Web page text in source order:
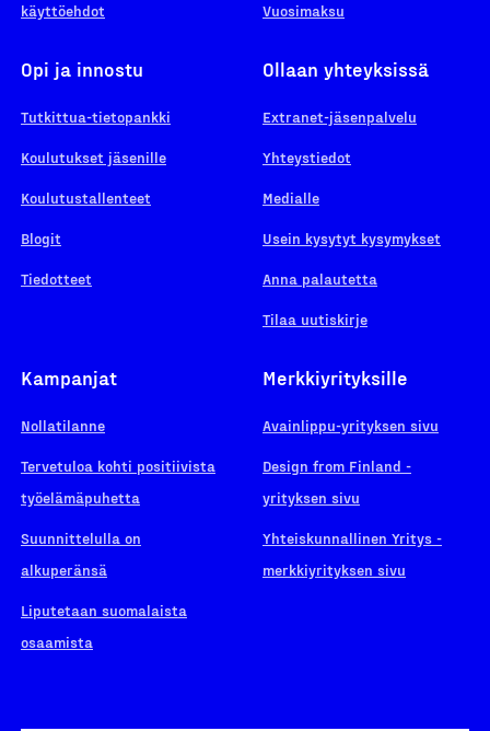
käyttöehdot
Vuosimaksu
Opi ja innostu
Tutkittua-tietopankki
Koulutukset jäsenille
Koulutustallenteet
Blogit
Tiedotteet
Ollaan yhteyksissä
Extranet-jäsenpalvelu
Yhteystiedot
Medialle
Usein kysytyt kysymykset
Anna palautetta
Tilaa uutiskirje
Kampanjat
Nollatilanne
Tervetuloa kohti positiivista
työelämäpuhetta
Suunnittelulla on
alkuperänsä
Liputetaan suomalaista
osaamista
Merkkiyrityksille
Avainlippu-yrityksen sivu
Design from Finland -
yrityksen sivu
Yhteiskunnallinen Yritys -
merkkiyrityksen sivu